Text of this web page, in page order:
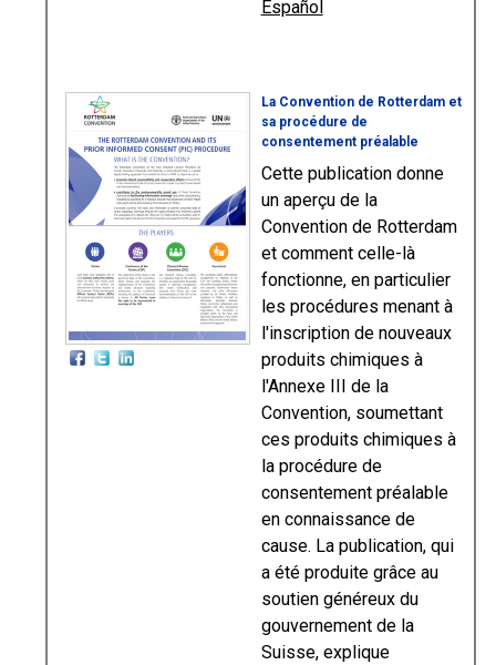
Español
La Convention de Rotterdam et
sa procédure de
consentement préalable
Cette publication donne
un aperçu de la
Convention de Rotterdam
et comment celle-là
fonctionne, en particulier
les procédures menant à
l'inscription de nouveaux
produits chimiques à
l'Annexe III de la
Convention, soumettant
ces produits chimiques à
la procédure de
consentement préalable
en connaissance de
cause. La publication, qui
a été produite grâce au
soutien généreux du
gouvernement de la
Suisse, explique